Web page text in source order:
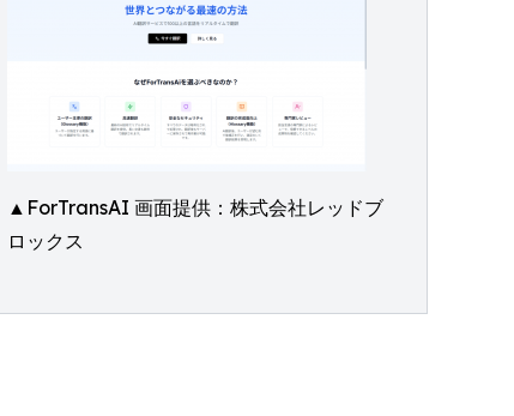
▲ForTransAI 画面提供：株式会社レッドブ
ロックス